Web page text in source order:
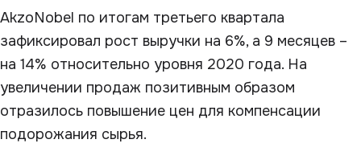
AkzoNobel по итогам третьего квартала
зафиксировал рост выручки на 6%, а 9 месяцев –
на 14% относительно уровня 2020 года. На
увеличении продаж позитивным образом
отразилось повышение цен для компенсации
подорожания сырья.